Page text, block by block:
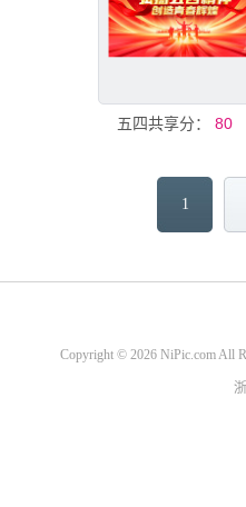
五四青年节宣传展板
共享分： 80
1
Copyright © 2026 NiPic.com All